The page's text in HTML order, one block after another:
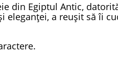
din Egiptul Antic,
eleganței, a reușit să îi